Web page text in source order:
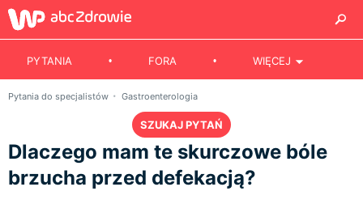
PYTANIA FORA WIĘCEJ
Pytania do specjalistów Gastroenterologia
SZUKAJ PYTAŃ
Dlaczego mam te skurczowe bóle
brzucha przed defekacją?